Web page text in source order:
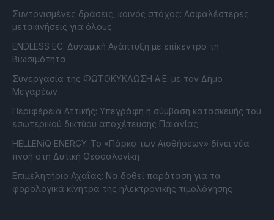
Συντονισμένες δράσεις, κοινός στόχος: Ασφαλέστερες
μετακινήσεις για όλους
ENDLESS EC: Δυναμική Ανάπτυξη με επίκεντρο τη
Βιωσιμότητα
Συνεργασία της ΦΩΤΟΚΥΚΛΩΣΗ Α.Ε. με τον Δήμο
Μεγαρέων
Περιφέρεια Αττικής: Υπεγράφη η σύμβαση κατασκευής του
εσωτερικού δικτύου αποχέτευσης Παιανίας
HELLENiQ ENERGY: Το «Πάρκο των Αισθήσεων» δίνει νέα
πνοή στη Δυτική Θεσσαλονίκη
Επιμελητήριο Αχαΐας: Να δοθεί παράταση για τα
φορολογικά κίνητρα της ηλεκτρονικής τιμολόγησης